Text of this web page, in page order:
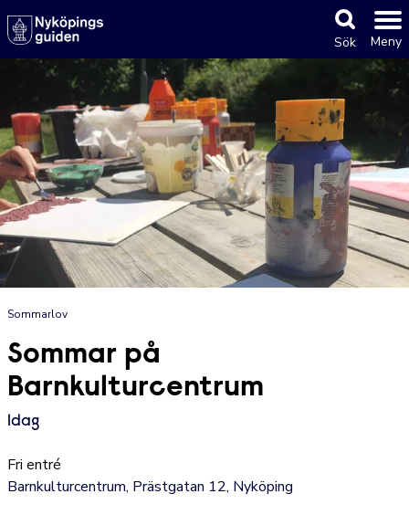
Sök Meny
Sommarlov
Sommar på
Barnkulturcentrum
Idag
Fri entré
Barnkulturcentrum, Prästgatan 12, Nyköping